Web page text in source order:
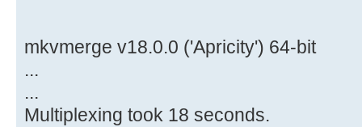
mkvmerge v18.0.0 ('Apricity') 64-bit
...
...
Multiplexing took 18 seconds.